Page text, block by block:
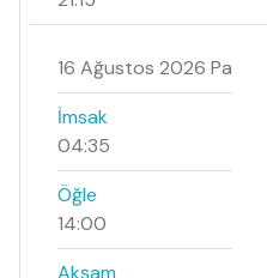
16 Ağustos 2026 Pa
İmsak
04:35
Öğle
14:00
Akşam